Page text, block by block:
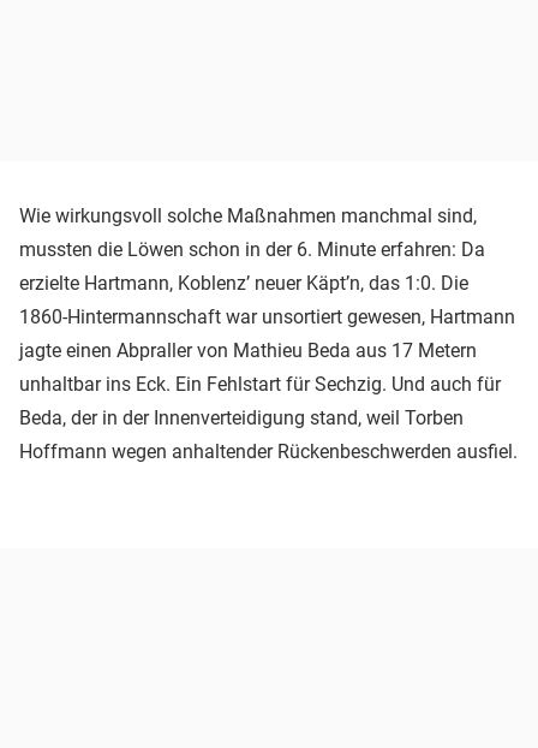
Wie wirkungsvoll solche Maßnahmen manchmal sind,
mussten die Löwen schon in der 6. Minute erfahren: Da
erzielte Hartmann, Koblenz’ neuer Käpt’n, das 1:0. Die
1860-Hintermannschaft war unsortiert gewesen, Hartmann
jagte einen Abpraller von Mathieu Beda aus 17 Metern
unhaltbar ins Eck. Ein Fehlstart für Sechzig. Und auch für
Beda, der in der Innenverteidigung stand, weil Torben
Hoffmann wegen anhaltender Rückenbeschwerden ausfiel.